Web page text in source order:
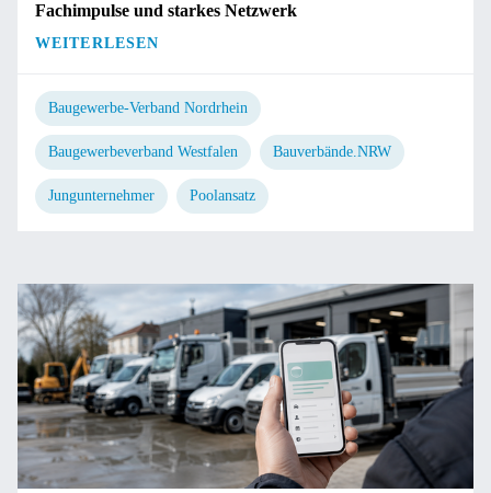
Fachimpulse und starkes Netzwerk
WEITERLESEN
Baugewerbe-Verband Nordrhein
Baugewerbeverband Westfalen Bauverbände.NRW
Jungunternehmer Poolansatz